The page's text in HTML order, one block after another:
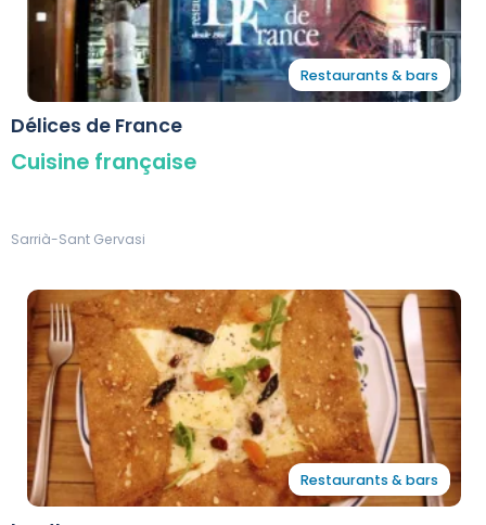
Restaurants & bars
Délices de France
Cuisine française
Sarrià-Sant Gervasi
Restaurants & bars